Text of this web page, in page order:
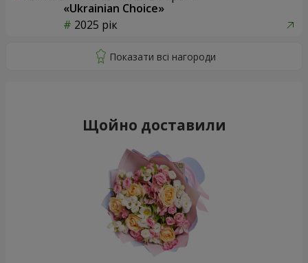
«Ukrainian Choice»
2025 рік
Щойно доставили